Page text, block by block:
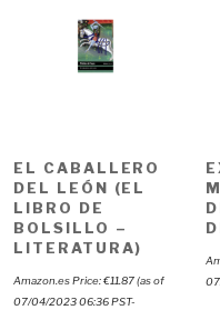
EL CABALLERO
DEL LEÓN (EL
LIBRO DE
BOLSILLO –
LITERATURA)
Amazon.es Price:€11.87(as of
07/04/2023 06:36 PST-